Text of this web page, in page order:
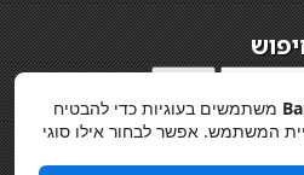
פרטיות
משתמשים בעוגיות כדי להבטיח
המשתמש. אפשר לבחור אילו סוגי